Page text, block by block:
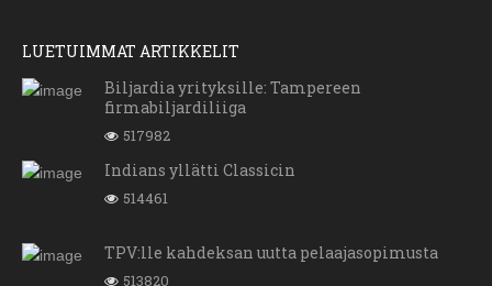
LUETUIMMAT ARTIKKELIT
Biljardia yrityksille: Tampereen
firmabiljardiliiga
517982
Indians yllätti Classicin
514461
TPV:lle kahdeksan uutta pelaajasopimusta
513820